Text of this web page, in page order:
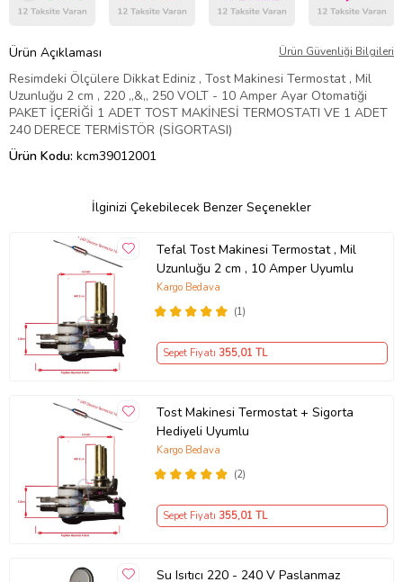
Ürün Açıklaması Ürün Güvenliği Bilgileri
Resimdeki Ölçülere Dikkat Ediniz , Tost Makinesi Termostat , Mil
Uzunluğu 2 cm , 220 ,,&,, 250 VOLT - 10 Amper Ayar Otomatiği
PAKET İÇERİĞİ 1 ADET TOST MAKİNESİ TERMOSTATI VE 1 ADET
240 DERECE TERMİSTÖR (SİGORTASI)
Ürün Kodu: kcm39012001
İlginizi Çekebilecek Benzer Seçenekler
Tefal Tost Makinesi Termostat , Mil
Uzunluğu 2 cm , 10 Amper Uyumlu
(1)
Kargo Bedava
Sepet Fiyatı 355,01 TL
Tost Makinesi Termostat + Sigorta
Hediyeli Uyumlu
(2)
Kargo Bedava
Sepet Fiyatı 355,01 TL
Su Isıtıcı 220 - 240 V Paslanmaz